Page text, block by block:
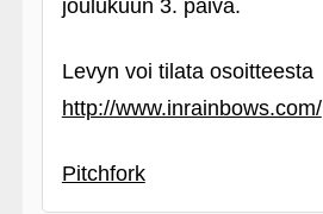
joulukuun 3. päivä.
Levyn voi tilata osoitteesta
http://www.inrainbows.com/
Pitchfork